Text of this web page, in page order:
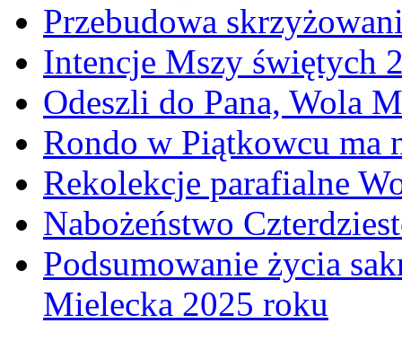
Przebudowa
Intencje Mszy świętych
Odeszli do Pana, Wola
Rondo w Piątkowcu ma
Rekolekcje parafialne
Nabożeństwo
Podsumowanie życia
Mielecka 2025 roku